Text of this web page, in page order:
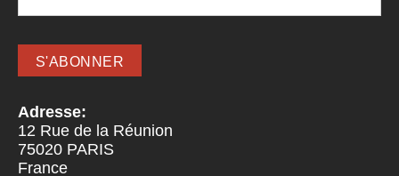
Adresse:
12 Rue de la Réunion
75020 PARIS
France